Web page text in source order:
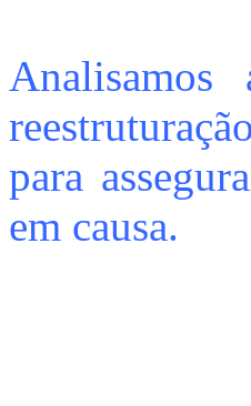
Analisamos
para
em causa.